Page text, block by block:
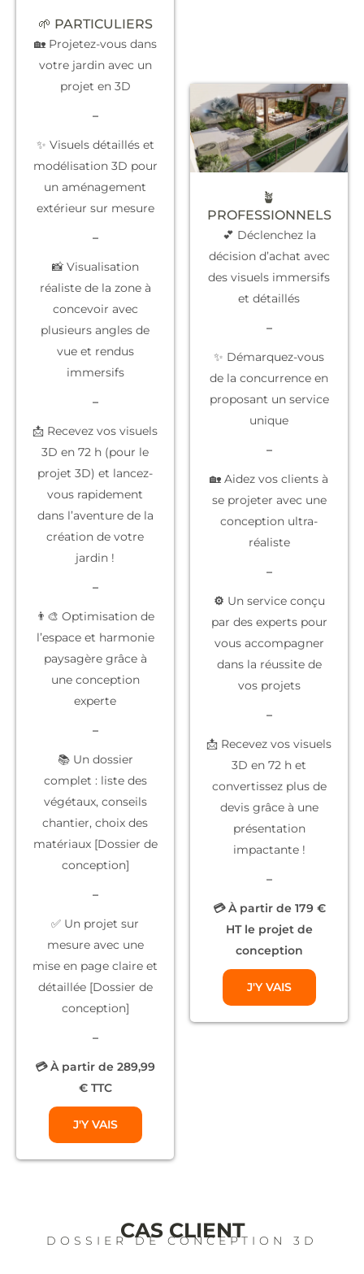
🌱 PARTICULIERS
🏡 Projetez-vous dans
votre jardin avec un
projet en 3D
–
✨ Visuels détaillés et
modélisation 3D pour
un aménagement
extérieur sur mesure
–
📸 Visualisation
réaliste de la zone à
concevoir avec
plusieurs angles de
vue et rendus
immersifs
–
📩 Recevez vos visuels
3D en 72 h (pour le
projet 3D) et lancez-
vous rapidement
dans l’aventure de la
création de votre
jardin !
–
👨‍🎨 Optimisation de
l’espace et harmonie
paysagère grâce à
une conception
experte
–
📚 Un dossier
complet : liste des
végétaux, conseils
chantier, choix des
matériaux [Dossier de
conception]
–
✅ Un projet sur
mesureavec une
mise en page claire et
détaillée [Dossier de
conception]
–
💳 À partir de 289,99
€ TTC
J'Y VAIS
🪴
PROFESSIONNELS
💕 Déclenchez la
décision d’achat avec
des visuels immersifs
et détaillés
–
✨ Démarquez-vous
de la concurrence en
proposant un service
unique
–
🏡 Aidez vos clients à
se projeter avec une
conception ultra-
réaliste
–
⚙️ Un service conçu
par des expertspour
vous accompagner
dans la réussite de
vos projets
–
📩 Recevez vos visuels
3D en 72 h et
convertissez plus de
devis grâce à une
présentation
impactante !
–
💳 À partir de 179 €
HT le projet de
conception
J'Y VAIS
CAS CLIENT
DOSSIER DE CONCEPTION 3D